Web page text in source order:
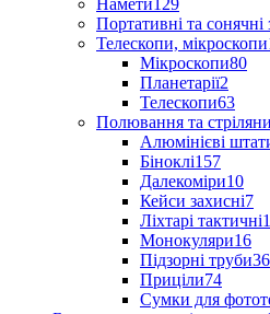
Намети129
Портативні та сонячні
Телескопи, мікроскопи
Мікроскопи80
Планетарії2
Телескопи63
Полювання та
Алюмінієві
Біноклі157
Далекоміри10
Кейси захисні7
Ліхтарі тактичні
Монокуляри16
Підзорні труби36
Приціли74
Сумки для